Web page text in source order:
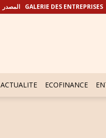
المصدر GALERIE DES ENTREPRISES
ACTUALITE ECOFINANCE